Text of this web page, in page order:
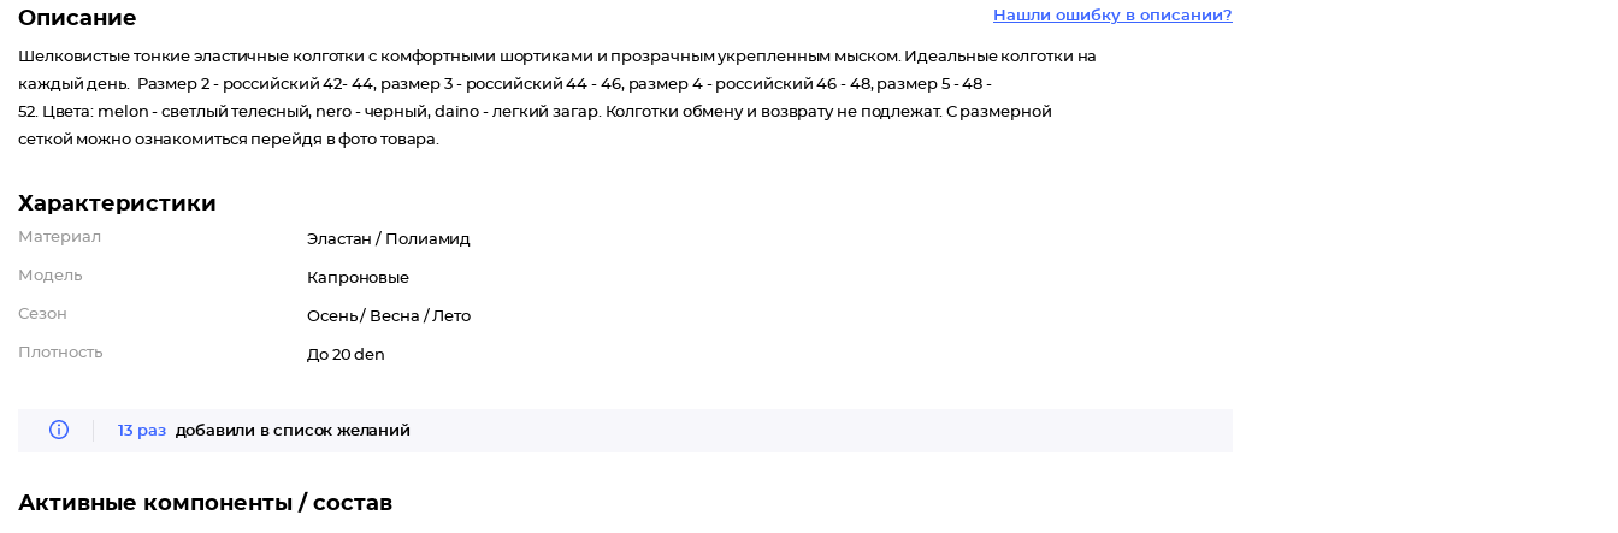
Нашли ошибку в описании?
Описание
Шелковистые тонкие эластичные колготки с комфортными шортиками и прозрачным укрепленным мыском. Идеальные колготки на
каждый день.
Размер 2 - российский 42- 44, размер 3 - российский 44 - 46, размер 4 - российский 46 - 48, размер 5 - 48 -
52. Цвета: melon - светлый телесный, nero - черный, daino - легкий загар. Колготки обмену и возврату не подлежат. С размерной
сеткой можно ознакомиться перейдя в фото товара.
Характеристики
Материал Эластан / Полиамид
Модель Капроновые
Сезон Осень / Весна /Лето
Плотность До 20 den
13 раз добавили в список желаний
Активные компоненты / состав